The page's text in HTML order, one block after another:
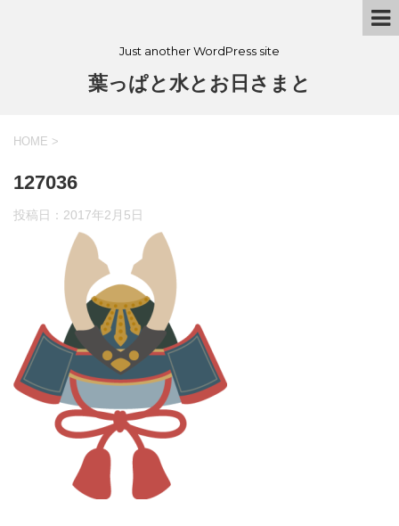
Just another WordPress site
葉っぱと水とお日さまと
HOME >
127036
投稿日： 2017年2月5日